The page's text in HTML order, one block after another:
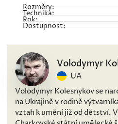
Rozměry:
Technika:
Rok:
Dostupnost:
Volodymyr
UA
Volodymyr Kolesnykov se
na Ukrajině v rodině
vztah k umění již od dětství.